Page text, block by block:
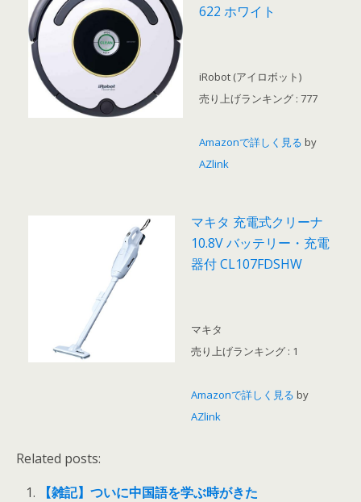
622 ホワイト
iRobot (アイロボット)
売り上げランキング : 777
Amazonで詳しく見る by
AZlink
マキタ 充電式クリーナ
10.8V バッテリー・充電
器付 CL107FDSHW
マキタ
売り上げランキング : 1
Amazonで詳しく見る by
AZlink
Related posts:
【雑記】ついに中国語を学ぶ時がきた